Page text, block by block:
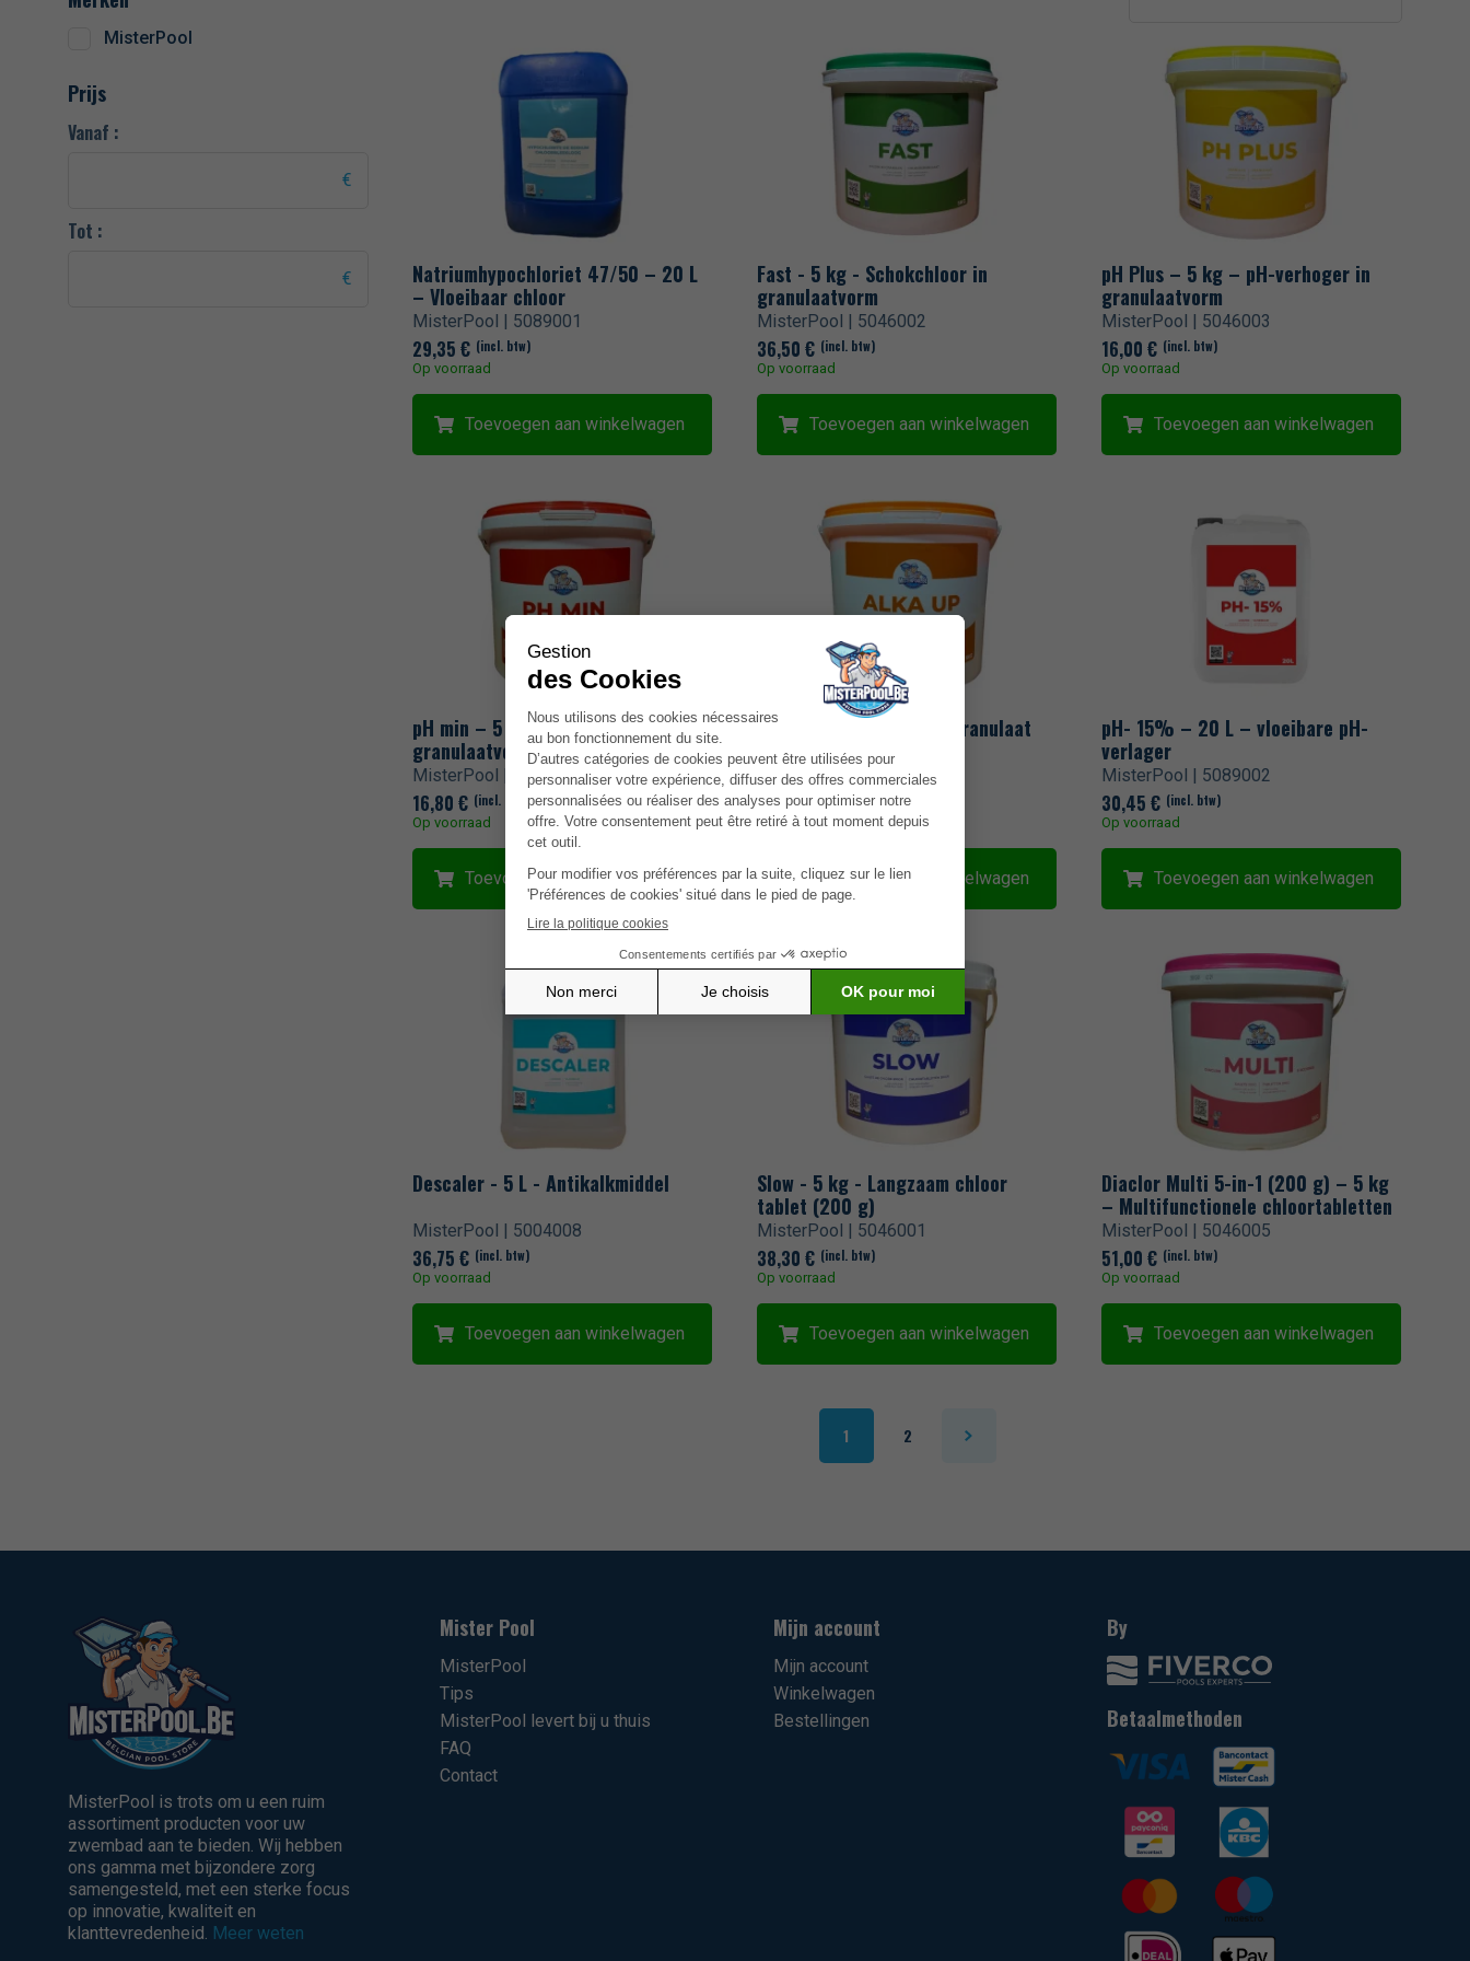
Spa-producten
Verwarming
MisterPool
Prijs
Vanaf :
Tot :
Natriumhypochloriet 47/50 – 20 L
– Vloeibaar chloor
MisterPool | 5089001
29,35 € (incl. btw)
Op voorraad
Toevoegen aan winkelwagen
Fast - 5 kg - Schokchloor in
granulaatvorm
MisterPool | 5046002
36,50 € (incl. btw)
Op voorraad
Toevoegen aan winkelwagen
pH Plus – 5 kg – pH-verhoger in
granulaatvorm
MisterPool | 5046003
16,00 € (incl. btw)
Op voorraad
Toevoegen aan winkelwagen
pH min – 5 kg – pH-verlager in
granulaatvorm
MisterPool | 5046007
16,80 € (incl. btw)
Op voorraad
Toevoegen aan winkelwagen
Alka Up – 5 kg – TAC+ granulaat
MisterPool | 5046006
32,55€ (incl. btw)
Op voorraad
Toevoegen aan winkelwagen
pH- 15% – 20 L – vloeibare pH-
verlager
MisterPool | 5089002
30,45 € (incl. btw)
Op voorraad
Toevoegen aan winkelwagen
Descaler - 5 L - Antikalkmiddel
MisterPool | 5004008
36,75 € (incl. btw)
Op voorraad
Toevoegen aan winkelwagen
Slow - 5 kg - Langzaam chloor
tablet (200 g)
MisterPool | 5046001
38,30 € (incl. btw)
Op voorraad
Toevoegen aan winkelwagen
Diaclor Multi 5-in-1 (200 g) – 5 kg
– Multifunctionele chloortabletten
MisterPool | 5046005
51,00 € (incl. btw)
Op voorraad
Toevoegen aan winkelwagen
1 2
MisterPool is trots om u een ruim
assortiment producten voor uw
zwembad aan te bieden. Wij hebben
ons gamma met bijzondere zorg
samengesteld, met een sterke focus
op innovatie, kwaliteit en
klanttevredenheid. Meer weten
Mister Pool
MisterPool
Tips
MisterPool levert bij u thuis
FAQ
Contact
Mijn account
Mijn account
Winkelwagen
Bestellingen
By
Betaalmethoden